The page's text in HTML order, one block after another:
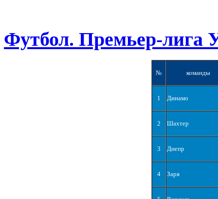
Футбол. Премьер-лига
№ команды
1 Динамо
2 Шахтер
3 Днепр
4 Заря